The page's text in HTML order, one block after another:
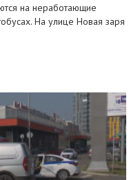
на неработающие
На улице Новая заря